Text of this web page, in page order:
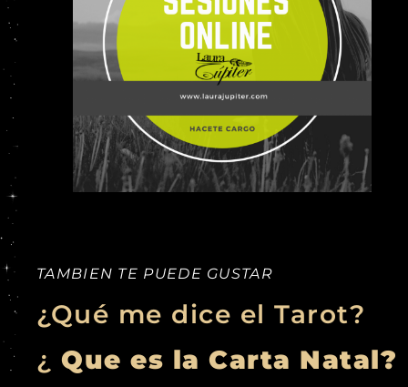
TAMBIEN TE PUEDE GUSTAR
¿Qué me dice el Tarot?
¿ Que es la Carta Natal?